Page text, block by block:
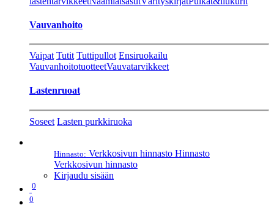
Vauvanhoito
Vaipat Tutit Tuttipullot Ensiruokailu
VauvanhoitotuotteetVauvatarvikkeet
Lastenruoat
Soseet Lasten purkkiruoka
Hinnasto: Verkkosivun hinnasto Hinnasto
Verkkosivun hinnasto
Kirjaudu sisään
0
0